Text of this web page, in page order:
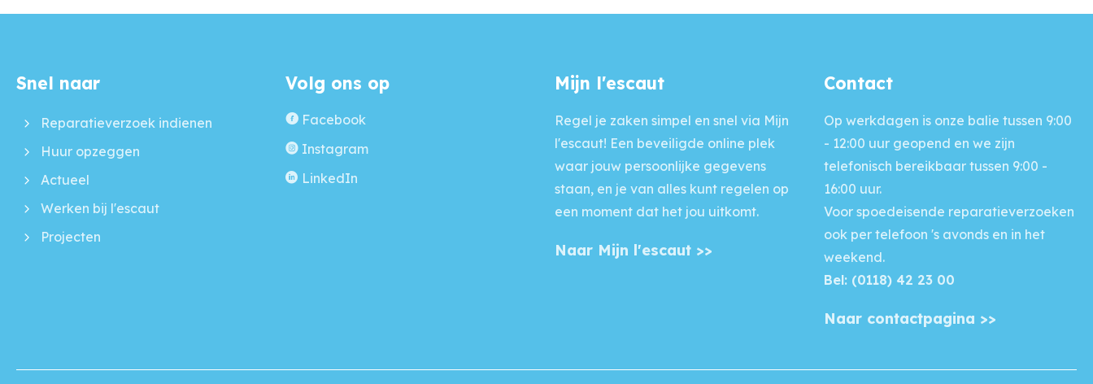
Contactinformatie
Snel naar
Reparatieverzoek indienen
Huur opzeggen
Actueel
Werken bij l'escaut
Projecten
Volg ons op
Facebook
Instagram
LinkedIn
Mijn l'escaut
Regel je zaken simpel en snel via Mijn
l'escaut! Een beveiligde online plek
waar jouw persoonlijke gegevens
staan, en je van alles kunt regelen op
een moment dat het jou uitkomt.
Naar Mijn l'escaut >>
Contact
Op werkdagen is onze balie tussen 9:00
- 12:00 uur geopend en we zijn
telefonisch bereikbaar tussen 9:00 -
16:00 uur.
Voor spoedeisende reparatieverzoeken
ook per telefoon 's avonds en in het
weekend.
Bel: (0118) 42 23 00
Naar contactpagina >>